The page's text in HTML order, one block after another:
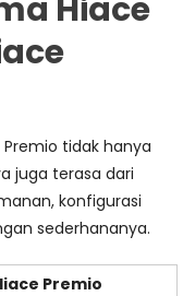
Hiace
tidak hanya
juga terasa dari
konfigurasi
sederhananya.
Premio